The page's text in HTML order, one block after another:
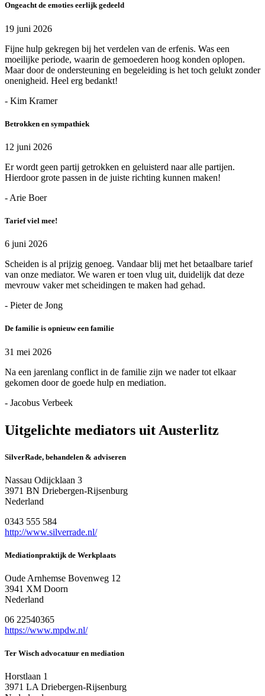
Ongeacht de emoties eerlijk gedeeld
19 juni 2026
Fijne hulp gekregen bij het verdelen van de erfenis. Was een
moeilijke periode, waarin de gemoederen hoog konden oplopen.
Maar door de ondersteuning en begeleiding is het toch gelukt zonder
onenigheid. Heel erg bedankt!
- Kim Kramer
Betrokken en sympathiek
12 juni 2026
Er wordt geen partij getrokken en geluisterd naar alle partijen.
Hierdoor grote passen in de juiste richting kunnen maken!
- Arie Boer
Tarief viel mee!
6 juni 2026
Scheiden is al prijzig genoeg. Vandaar blij met het betaalbare tarief
van onze mediator. We waren er toen vlug uit, duidelijk dat deze
mevrouw vaker met scheidingen te maken had gehad.
- Pieter de Jong
De familie is opnieuw een familie
31 mei 2026
Na een jarenlang conflict in de familie zijn we nader tot elkaar
gekomen door de goede hulp en mediation.
- Jacobus Verbeek
Uitgelichte mediators uit Austerlitz
SilverRade, behandelen & adviseren
Nassau Odijcklaan 3
3971 BN Driebergen-Rijsenburg
Nederland
0343 555 584
http://www.silverrade.nl/
Mediationpraktijk de Werkplaats
Oude Arnhemse Bovenweg 12
3941 XM Doorn
Nederland
06 22540365
https://www.mpdw.nl/
Ter Wisch advocatuur en mediation
Horstlaan 1
3971 LA Driebergen-Rijsenburg